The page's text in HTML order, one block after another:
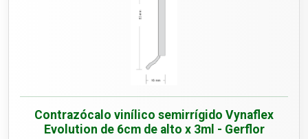
Contrazócalo vinílico semirrígido Vynaflex
Evolution de 6cm de alto x 3ml - Gerflor